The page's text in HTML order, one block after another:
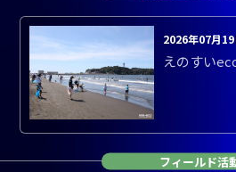
2026年07月19
えのすい
フィールド活